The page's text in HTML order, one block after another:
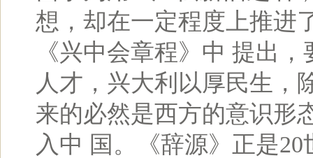
想，却在一定程度上推进
《兴中会章程》中 提出
人才，兴大利以厚民生，
来的必然是西方的意识形
入中 国。《辞源》正是